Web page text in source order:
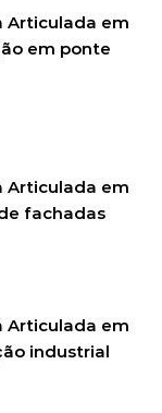
Articulada em
em ponte
Articulada em
fachadas
Articulada em
industrial